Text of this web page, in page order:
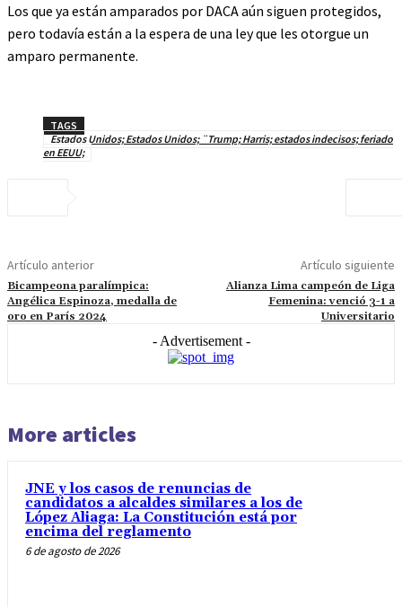
Los que ya están amparados por DACA aún siguen protegidos,
pero todavía están a la espera de una ley que les otorgue un
amparo permanente.
TAGS
Estados Unidos; Estados Unidos; ¨Trump; Harris; estados indecisos; feriado
en EEUU;
Artículo anterior
Bicampeona paralímpica:
Angélica Espinoza, medalla de
oro en París 2024
Artículo siguiente
Alianza Lima campeón de Liga
Femenina: venció 3-1 a
Universitario
- Advertisement -
More articles
JNE y los casos de renuncias de
candidatos a alcaldes similares a los de
López Aliaga: La Constitución está por
encima del reglamento
6 de agosto de 2026